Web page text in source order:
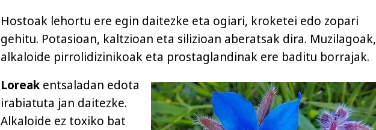
Hostoak lehortu ere egin daitezke eta ogiari, kroketei edo zopari
gehitu. Potasioan, kaltzioan eta silizioan aberatsak dira. Muzilagoak,
alkaloide pirrolidizinikoak eta prostaglandinak ere baditu borrajak.
Loreakentsaladan edota
irabiatuta jan daitezke.
Alkaloide ez toxiko bat